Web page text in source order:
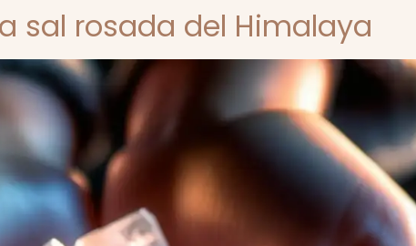
sal rosada del Himalaya